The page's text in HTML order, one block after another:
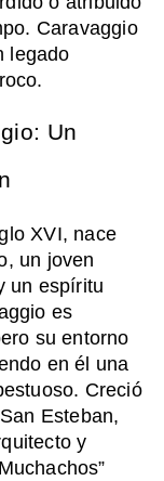
Caravaggio
legado
Un
XVI, nace
un joven
un espíritu
es
su entorno
en él una
Creció
Esteban,
y